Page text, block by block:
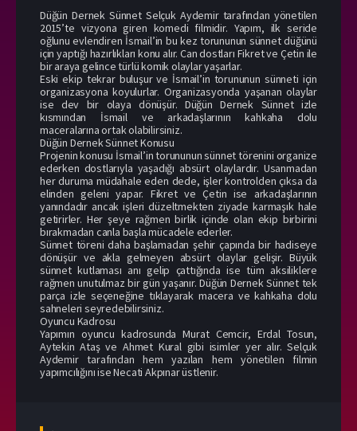
Düğün Dernek Sünnet Selçuk Aydemir tarafından yönetilen
2015’te vizyona giren komedi filmidir. Yapım, ilk seride
oğlunu evlendiren İsmail’in bu kez torununun sünnet düğünü
için yaptığı hazırlıkları konu alır. Can dostları Fikret ve Çetin ile
bir araya gelince türlü komik olaylar yaşarlar.
Eski ekip tekrar buluşur ve İsmail’in torununun sünneti için
organizasyona koyulurlar. Organizasyonda yaşanan olaylar
ise dev bir olaya dönüşür. Düğün Dernek Sünnet izle
kısmından İsmail ve arkadaşlarının kahkaha dolu
maceralarına ortak olabilirsiniz.
Düğün Dernek Sünnet Konusu
Projenin konusu İsmail’in torununun sünnet törenini organize
ederken dostlarıyla yaşadığı absürt olaylardır. Usanmadan
her duruma müdahale eden dede, işler kontrolden çıksa da
elinden geleni yapar. Fikret ve Çetin ise arkadaşlarının
yanındadır ancak işleri düzeltmekten ziyade karmaşık hale
getirirler. Her şeye rağmen birlik içinde olan ekip birbirini
bırakmadan canla başla mücadele ederler.
Sünnet töreni daha başlamadan şehir çapında bir hadiseye
dönüşür ve akla gelmeyen absürt olaylar gelişir. Büyük
sünnet kutlaması anı gelip çattığında ise tüm aksiliklere
rağmen unutulmaz bir gün yaşanır. Düğün Dernek Sünnet tek
parça izle seçeneğine tıklayarak macera ve kahkaha dolu
sahneleri seyredebilirsiniz.
Oyuncu Kadrosu
Yapımın oyuncu kadrosunda Murat Cemcir, Erdal Tosun,
Aytekin Ataş ve Ahmet Kural gibi isimler yer alır. Selçuk
Aydemir tarafından hem yazılan hem yönetilen filmin
yapımcılığını ise Necati Akpınar üstlenir.